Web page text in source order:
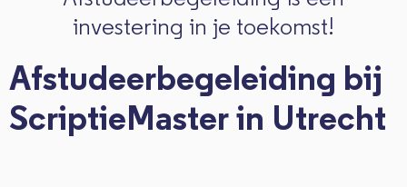
investering in je toekomst!
Afstudeerbegeleiding bij
ScriptieMaster in Utrecht